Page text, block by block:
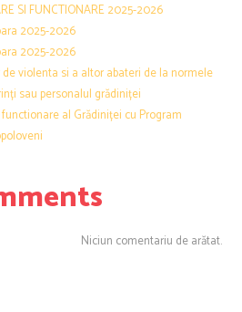
SI FUNCTIONARE 2025-2026
2025-2026
2025-2026
violenta si a altor abateri de la normele
sau personalul grădiniței
al Grădiniței cu Program
Niciun comentariu de arătat.